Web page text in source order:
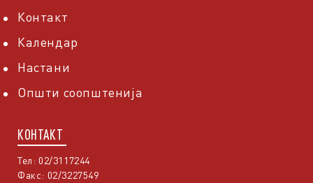
Контакт
Календар
Настани
Општи соопштенија
КОНТАКТ
Тел: 02/3117244
Факс: 02/3227549